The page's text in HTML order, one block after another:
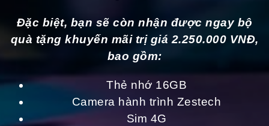
Đặc biệt, bạn sẽ còn nhận được ngay bộ
quà tặng khuyến mãi trị giá 2.250.000 VNĐ,
bao gồm:
Thẻ nhớ 16GB
Camera hành trình Zestech
Sim 4G